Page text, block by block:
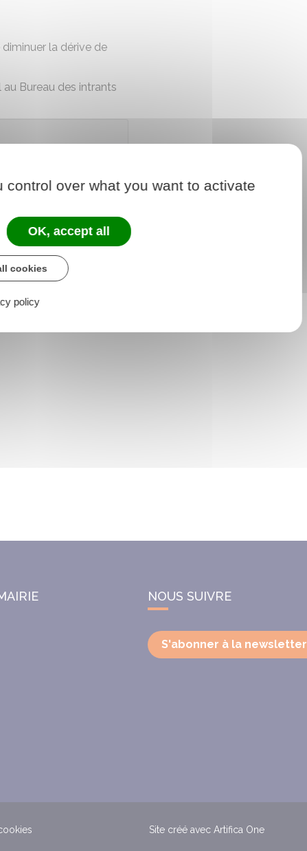
la dérive de
Bureau des intrants
NOUS SUIVRE
S'abonner à la newsletter
Site créé avec Artifica One
over what you want to activate
OK, accept all
cookies
policy